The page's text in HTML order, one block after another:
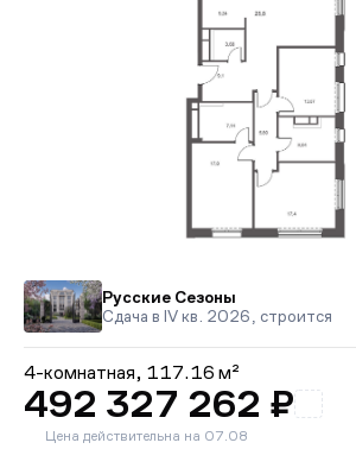
Русские Сезоны
Сдача в IV кв. 2026, строится
4-комнатная, 117.16 м²
492 327 262 ₽
Цена действительна на 07.08